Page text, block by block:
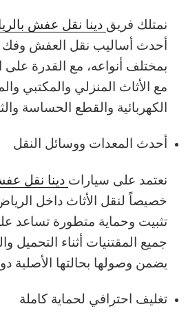
نمتلك فريق دينا نقل عفش
أحدث أساليب نقل العفش وفك
بمختلف أنواعه، مع القدرة على
مع الأثاث المنزلي والمكتبي
الكهربائية والقطع الحساسة
أحدث المعدات ووسائل النقل
نعتمد على سيارات دينا نقل
خصيصاً لنقل الأثاث داخل
تثبيت وحماية متطورة تساعد
جميع المقتنيات أثناء التحميل
يضمن وصولها بحالتها
تغليف احترافي لحماية كاملة